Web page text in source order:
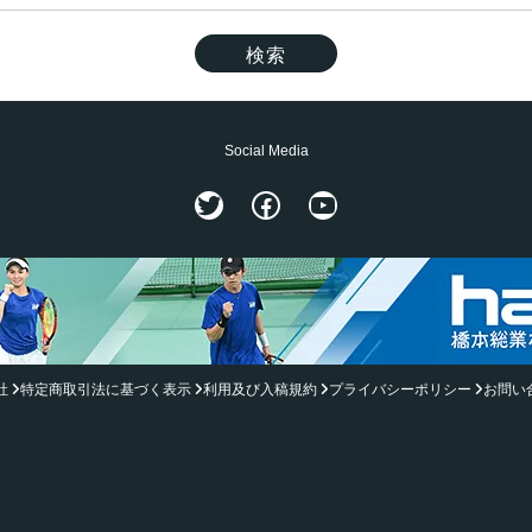
Social Media
TwitterFacebook
YouTube
特定商取引法に基づく表示 利用及び入稿規約 プライバシーポリシー お問い